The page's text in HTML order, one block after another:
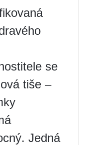
se
tiše –
Jedná